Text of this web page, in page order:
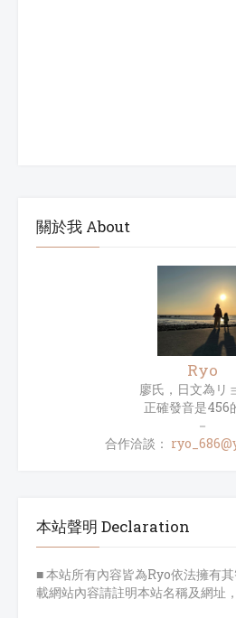
關於我 About
Ryo
廖氏，日文為リ
正確發音是456
－
合作洽談：
本站聲明 Declaration
■ 本站所有內容皆為Ryo依法擁有
載網站內容請註明本站名稱及網址